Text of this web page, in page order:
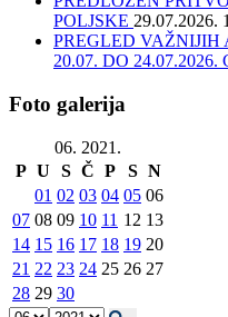
POLJSKE 29.07.2026.
PREGLED
20.07. DO 24.07.2026.
Foto galerija
06. 2021.
P U S Č P S N
01 02 03 04 05 06
07 08 09 10 11 12 13
14 15 16 17 18 19 20
21 22 23 24 25 26 27
28 29 30